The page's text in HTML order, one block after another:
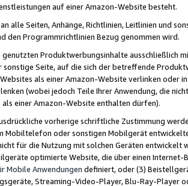
auf einer Amazon-Website besteht.
alle Seiten, Anhänge, Richtlinien, Leitlinien und
den Programmrichtlinien Bezug genommen wird.
genutzten Produktwerbungsinhalte ausschließlich
Seite, auf die sich der betreffende
als einer Amazon-Website verlinken oder
(wobei jedoch Teile Ihrer Anwendung, die
als einer Amazon-Website enthalten dürfen).
vorherige schriftliche Zustimmung
Mobiltelefon oder sonstigen Mobilgerät
für die Nutzung mit solchen Geräten
optimierte Website, die über einen
Mobile Anwendungen definiert, oder (3)
Streaming-Video-Player, Blu-Ray-Player